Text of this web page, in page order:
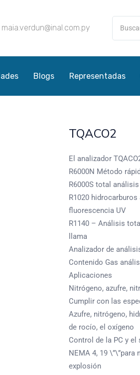
maia.verdun@inal.com.py
Blogs Representadas
TQACO2
El analizador
R6000N Método
R6000S total
R1020
fluorescencia UV
R1140 – Análisis
llama
Analizador de
Contenido Gas
Aplicaciones
Nitrógeno, azufre,
Cumplir con las
Azufre, nitrógeno,
de rocío, el oxígeno
Control de la PC y
NEMA 4, 19
explosión